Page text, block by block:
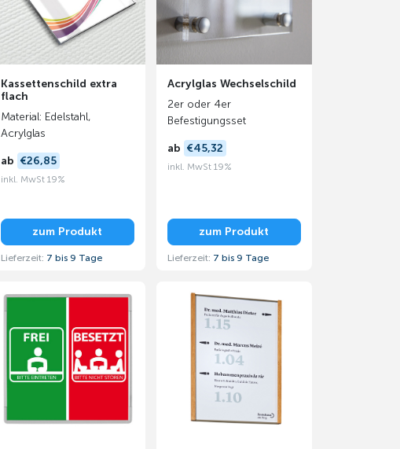
Kassettenschild extra
flach
Material: Edelstahl,
Acrylglas
ab €26,85
inkl. MwSt 19%
zum Produkt
Lieferzeit: 7 bis 9 Tage
Acrylglas Wechselschild
2er oder 4er
Befestigungsset
ab €45,32
inkl. MwSt 19%
zum Produkt
Lieferzeit: 7 bis 9 Tage